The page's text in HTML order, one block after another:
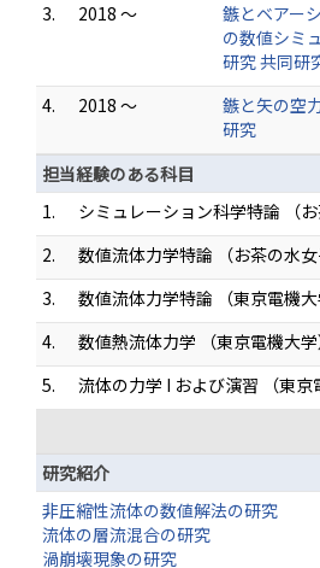
3.
2018 ～
鏃とベアー
の数値シミ
研究 共同研
4.
2018 ～
鏃と矢の空
研究
担当経験のある科目
1.
シミュレーション科学特論 （お
2.
数値流体力学特論 （お茶の水女
3.
数値流体力学特論 （東京電機大
4.
数値熱流体力学 （東京電機大学
5.
流体の力学 I および演習 （東京
研究紹介
非圧縮性流体の数値解法の研究
流体の層流混合の研究
渦崩壊現象の研究